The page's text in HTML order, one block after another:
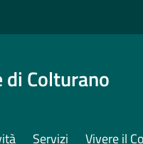
di Colturano
Servizi Vivere il